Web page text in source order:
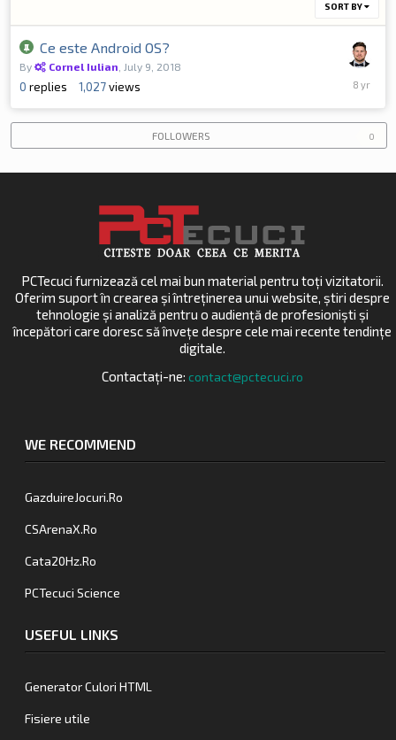
SORT BY
Ce este Android OS?
By Cornel Iulian July 9, 2018
0 replies 1,027views
9,
2018
FOLLOWERS 0
PCTecuci furnizează cel mai bun material pentru toți vizitatorii.
Oferim suport în crearea și întreținerea unui website, știri despre
tehnologie și analiză pentru o audiență de profesioniști și
începători care doresc să învețe despre cele mai recente tendințe
digitale.
Contactați-ne: contact@pctecuci.ro
WE RECOMMEND
GazduireJocuri.Ro
CSArenaX.Ro
Cata20Hz.Ro
PCTecuci Science
USEFUL LINKS
Generator Culori HTML
Fisiere utile